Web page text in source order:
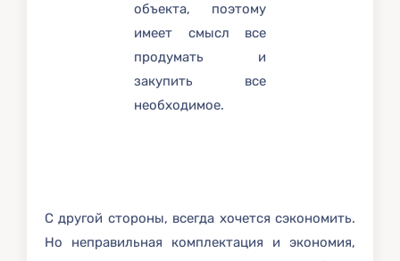
объекта, поэтому
имеет смысл все
продумать и
закупить все
необходимое.
С другой стороны, всегда хочется сэкономить.
Но неправильная комплектация и экономия,